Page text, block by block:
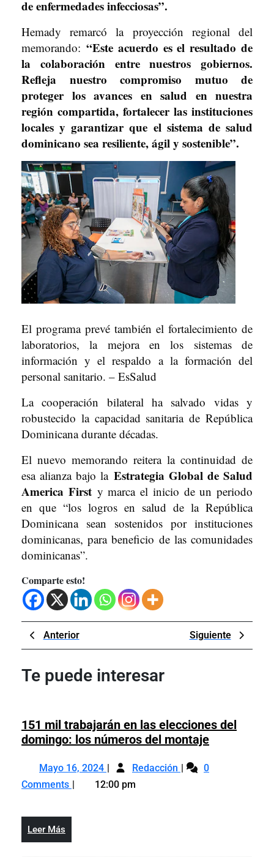
de enfermedades infecciosas”.
Hemady remarcó la proyección regional del
memorando: “Este acuerdo es el resultado de
la colaboración entre nuestros gobiernos.
Refleja nuestro compromiso mutuo de
proteger los avances en salud en nuestra
región compartida, fortalecer las instituciones
locales y garantizar que el sistema de salud
dominicano sea resiliente, ágil y sostenible”.
El programa prevé también el fortalecimiento de
laboratorios, la mejora en los sistemas de
información y el respaldo a la formación del
personal sanitario. – EsSalud
La cooperación bilateral ha salvado vidas y
robustecido la capacidad sanitaria de República
Dominicana durante décadas.
El nuevo memorando reitera la continuidad de
esa alianza bajo la Estrategia Global de Salud
America First y marca el inicio de un periodo
en que “los logros en salud de la República
Dominicana sean sostenidos por instituciones
dominicanas, para beneficio de las comunidades
dominicanas”.
Comparte esto!
Navegación
de
entradas
AnteriorPrevious
Post
Siguiente
Post
Te puede interesar
151 mil trabajarán en las elecciones del
domingo: los números del montaje151
trabajarán
Mayo 16, 2024 Mayo
16,
Redacción 151
0
Comments
12:00 pm
Leer Más
Más